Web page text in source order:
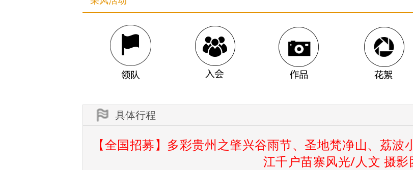
领队 入会 作品 花絮
具体行程
【全国招募】多彩贵州之肇兴谷雨节、圣地梵净山、荔波
江千户苗寨风光/人文 摄影